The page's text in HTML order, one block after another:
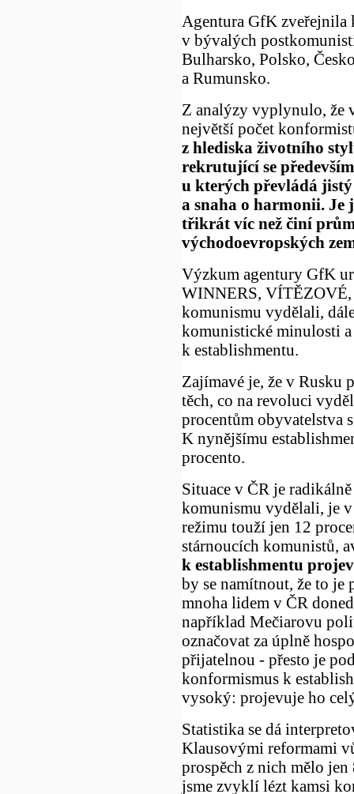
Agentura GfK
v bývalých
Bulharsko, Polsko,
a Rumunsko.
Z analýzy vyplynulo, že
největší počet
z hlediska životního
rekrutující se
u kterých převládá
a snaha o harmonii. Je
třikrát víc než činí
východoevropských
Výzkum agentury GfK
WINNERS,
komunismu vydělali,
komunistické minulosti
k establishmentu.
Zajímavé je, že v Rusku
těch, co na revoluci
procentům obyvatelstva
K nynějšímu
procento.
Situace v ČR je
komunismu vydělali, je
režimu touží jen 12
stárnoucích komunistů,
k establishmentu
by se namítnout, že to je
mnoha lidem v ČR
například Mečiarovu
označovat za úplně
přijatelnou - přesto je
konformismus k
vysoký: projevuje ho
Statistika se dá
Klausovými reformami
prospěch z nich mělo
jsme zvyklí lézt kamsi